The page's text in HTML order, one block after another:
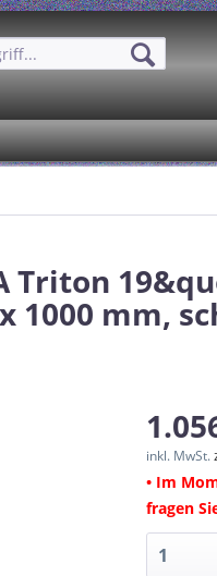
Triton
1000 mm,
inkl. MwSt.
• Im
fragen